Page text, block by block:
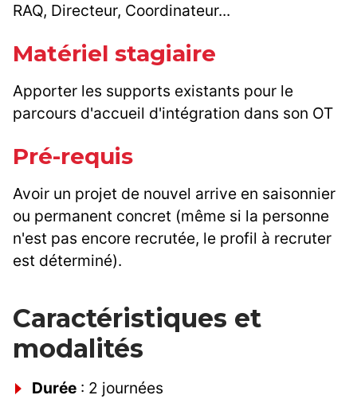
RAQ, Directeur, Coordinateur...
Matériel stagiaire
Apporter les supports existants pour le
parcours d'accueil d'intégration dans son OT
Pré-requis
Avoir un projet de nouvel arrive en saisonnier
ou permanent concret (même si la personne
n'est pas encore recrutée, le profil à recruter
est déterminé).
Caractéristiques et
modalités
Durée : 2 journées